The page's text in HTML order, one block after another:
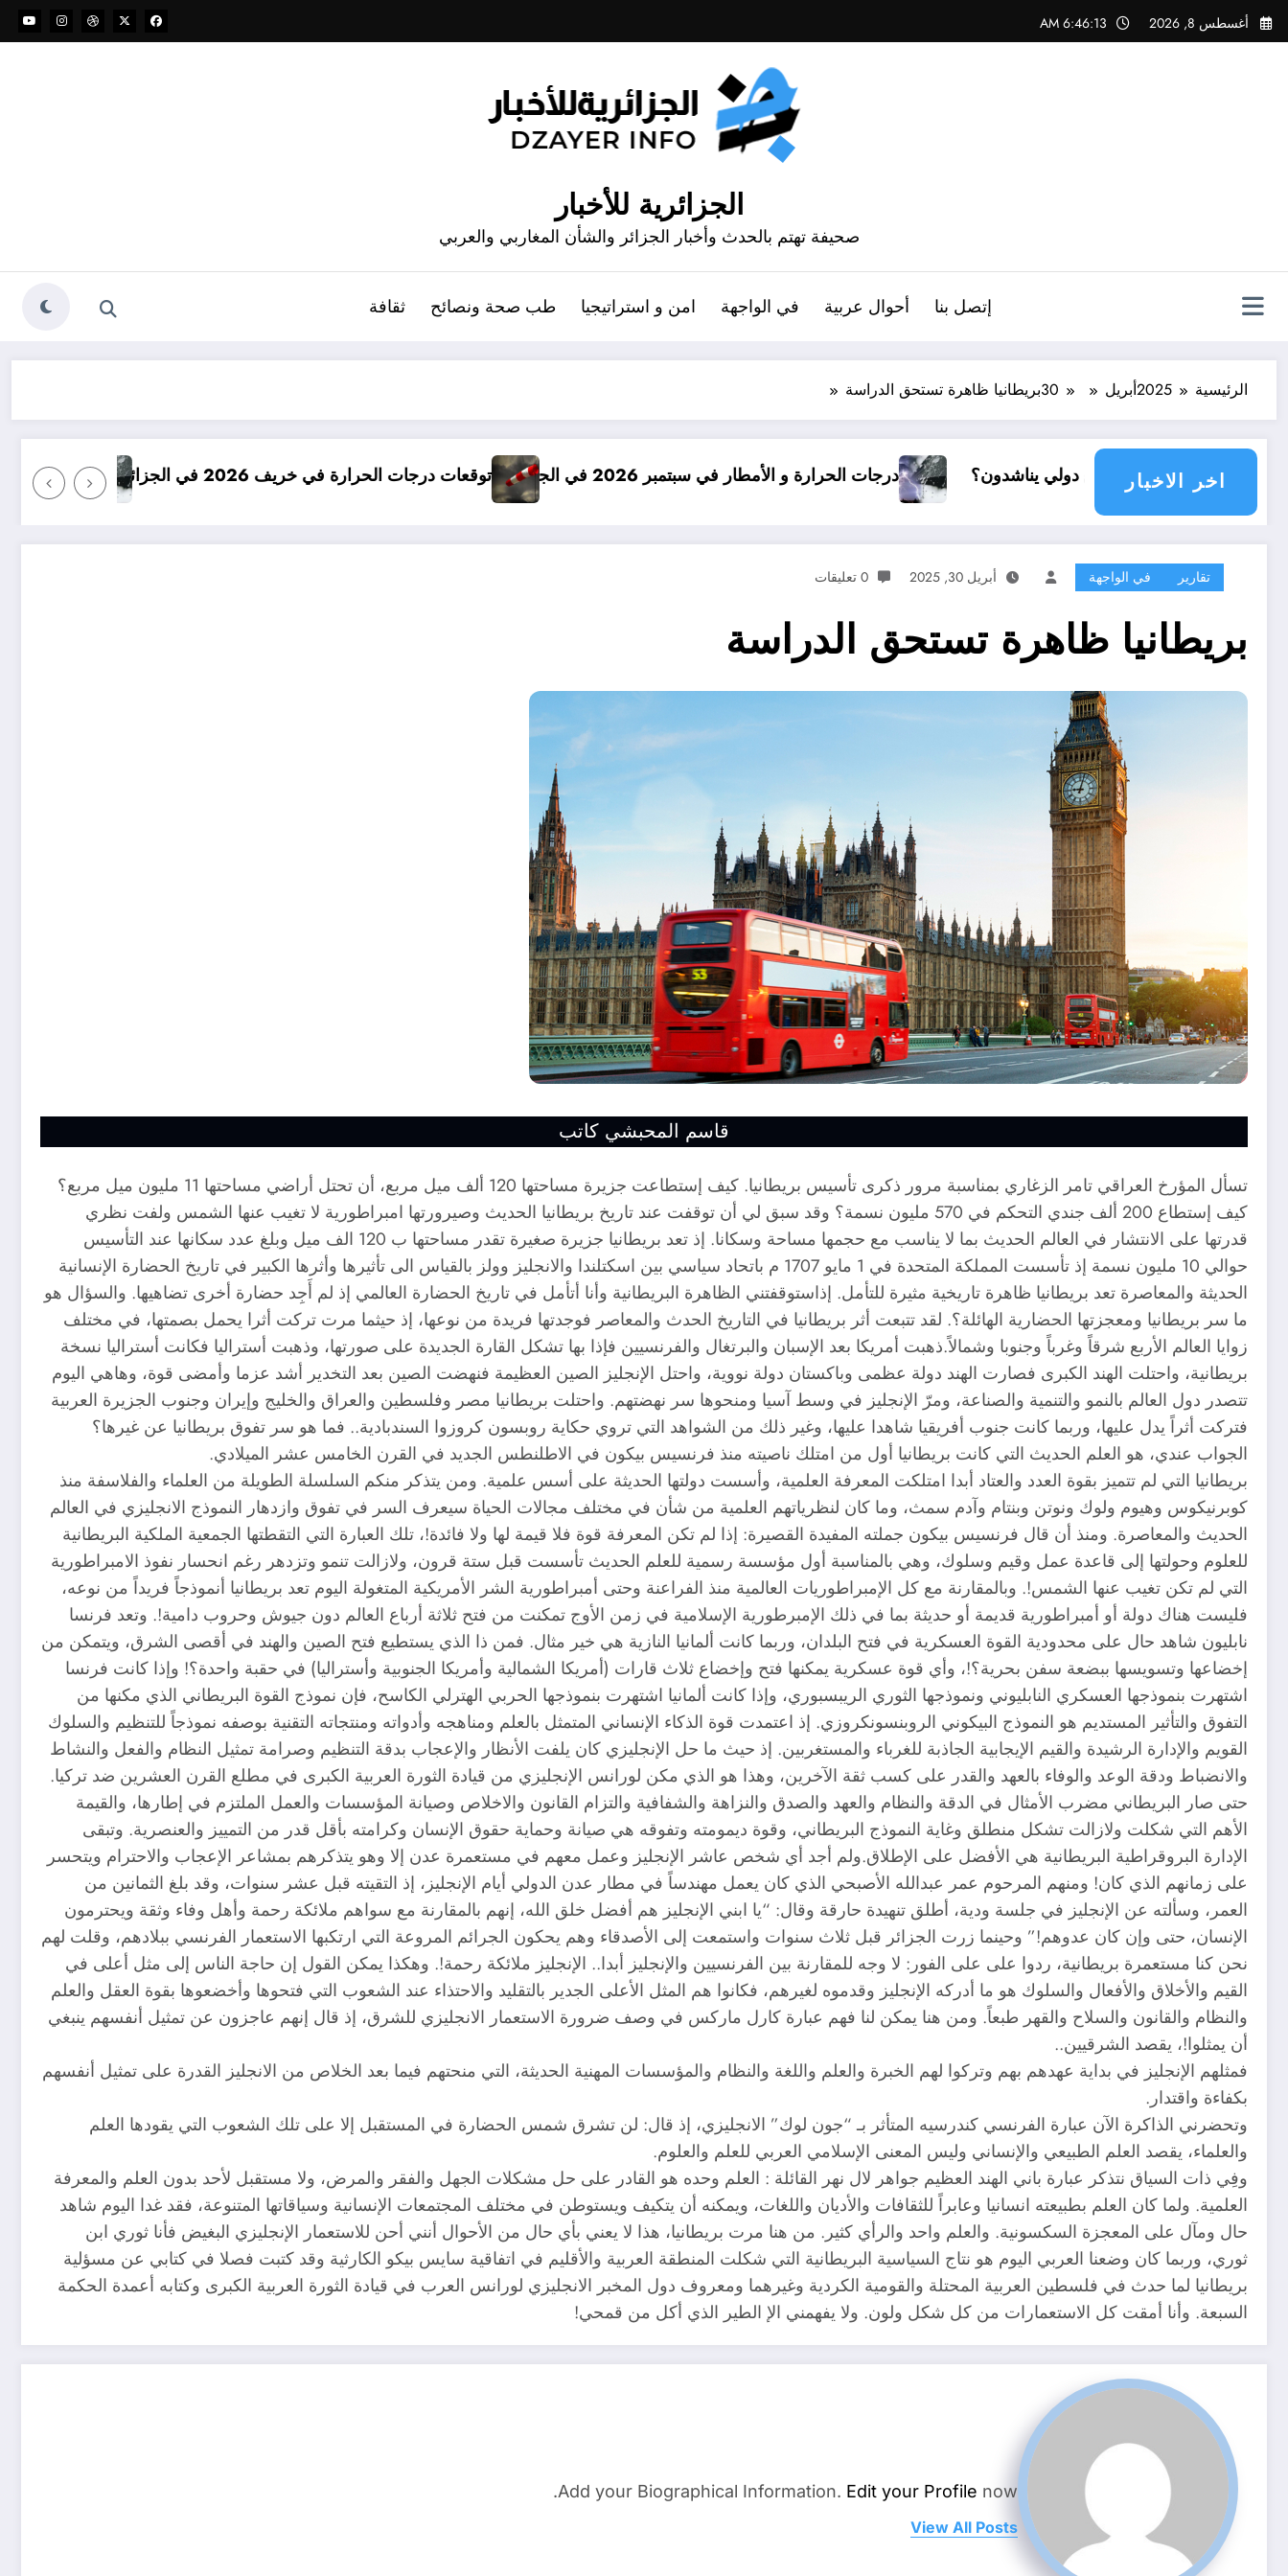
التجاوز
إلى
أغسطس 8, 2026 6:46:15 AM
الجزائرية للأخبار
صحيفة تهتم بالحدث وأخبار الجزائر والشأن المغاربي والعربي
إتصل بنا أحوال عربية في الواجهة امن و استراتيجيا طب صحة ونصائح ثقافة
الرئيسية 2025أبريل 30بريطانيا ظاهرة تستحق الدراسة
اخر الاخبار
يناشدون؟ درجات الحرارة و الأمطار في سبتمبر 2026 في الجزائر توقعات درجات الحرارة في خريف 2026 في الجزائر امطار بكميات كبيرة جدا متوقعة في
تقارير في الواجهة أبريل 30, 2025 0 تعليقات
بريطانيا ظاهرة تستحق الدراسة
قاسم المحبشي كاتب
تسأل المؤرخ العراقي تامر الزغاري بمناسبة مرور ذكرى تأسيس بريطانيا. كيف إستطاعت جزيرة مساحتها 120 ألف ميل مربع، أن تحتل أراضي مساحتها 11 مليون ميل مربع؟
كيف إستطاع 200 ألف جندي التحكم في 570 مليون نسمة؟ وقد سبق لي أن توقفت عند تاريخ بريطانيا الحديث وصيرورتها امبراطورية لا تغيب عنها الشمس ولفت نظري
قدرتها على الانتشار في العالم الحديث بما لا يناسب مع حجمها مساحة وسكانا. إذ تعد بريطانيا جزيرة صغيرة تقدر مساحتها ب 120 الف ميل وبلغ عدد سكانها عند التأسيس
حوالي 10 مليون نسمة إذ تأسست المملكة المتحدة في 1 مايو 1707 م باتحاد سياسي بين اسكتلندا والانجليز وولز بالقياس الى تأثيرها وأثرها الكبير في تاريخ الحضارة الإنسانية
الحديثة والمعاصرة تعد بريطانيا ظاهرة تاريخية مثيرة للتأمل. إذاستوقفتني الظاهرة البريطانية وأنا أتأمل في تاريخ الحضارة العالمي إذ لم أَجِد حضارة أخرى تضاهيها. والسؤال هو
ما سر بريطانيا ومعجزتها الحضارية الهائلة؟. لقد تتبعت أثر بريطانيا في التاريخ الحدث والمعاصر فوجدتها فريدة من نوعها، إذ حيثما مرت تركت أثرا يحمل بصمتها، في مختلف
زوايا العالم الأربع شرقاً وغرباً وجنوبا وشمالاً.ذهبت أمريكا بعد الإسبان والبرتغال والفرنسيين فإذا بها تشكل القارة الجديدة على صورتها، وذهبت أستراليا فكانت أستراليا نسخة
بريطانية، واحتلت الهند الكبرى فصارت الهند دولة عظمى وباكستان دولة نووية، واحتل الإنجليز الصين العظيمة فنهضت الصين بعد التخدير أشد عزما وأمضى قوة، وهاهي اليوم
تتصدر دول العالم بالنمو والتنمية والصناعة، ومرّ الإنجليز في وسط آسيا ومنحوها سر نهضتهم. واحتلت بريطانيا مصر وفلسطين والعراق والخليج وإيران وجنوب الجزيرة العربية
فتركت أثراً يدل عليها، وربما كانت جنوب أفريقيا شاهدا عليها، وغير ذلك من الشواهد التي تروي حكاية روبسون كروزوا السندبادية.. فما هو سر تفوق بريطانيا عن غيرها؟
الجواب عندي، هو العلم الحديث التي كانت بريطانيا أول من امتلك ناصيته منذ فرنسيس بيكون في الاطلنطس الجديد في القرن الخامس عشر الميلادي.
بريطانيا التي لم تتميز بقوة العدد والعتاد أبدا امتلكت المعرفة العلمية، وأسست دولتها الحديثة على أسس علمية. ومن يتذكر منكم السلسلة الطويلة من العلماء والفلاسفة منذ
كوبرنيكوس وهيوم ولوك ونوتن وبنتام وآدم سمث، وما كان لنظرياتهم العلمية من شأن في مختلف مجالات الحياة سيعرف السر في تفوق وازدهار النموذج الانجليزي في العالم
الحديث والمعاصرة. ومنذ أن قال فرنسيس بيكون جملته المفيدة القصيرة: إذا لم تكن المعرفة قوة فلا قيمة لها ولا فائدة!، تلك العبارة التي التقطتها الجمعية الملكية البريطانية
للعلوم وحولتها إلى قاعدة عمل وقيم وسلوك، وهي بالمناسبة أول مؤسسة رسمية للعلم الحديث تأسست قبل ستة قرون، ولازالت تنمو وتزدهر رغم انحسار نفوذ الامبراطورية
التي لم تكن تغيب عنها الشمس!. وبالمقارنة مع كل الإمبراطوريات العالمية منذ الفراعنة وحتى أمبراطورية الشر الأمريكية المتغولة اليوم تعد بريطانيا أنموذجاً فريداً من نوعه،
فليست هناك دولة أو أمبراطورية قديمة أو حديثة بما في ذلك الإمبرطورية الإسلامية في زمن الأوج تمكنت من فتح ثلاثة أرباع العالم دون جيوش وحروب دامية!. وتعد فرنسا
نابليون شاهد حال على محدودية القوة العسكرية في فتح البلدان، وربما كانت ألمانيا النازية هي خير مثال. فمن ذا الذي يستطيع فتح الصين والهند في أقصى الشرق، ويتمكن من
إخضاعها وتسويسها ببضعة سفن بحرية؟!، وأي قوة عسكرية يمكنها فتح وإخضاع ثلاث قارات (أمريكا الشمالية وأمريكا الجنوبية وأستراليا) في حقبة واحدة؟! وإذا كانت فرنسا
اشتهرت بنموذجها العسكري النابليوني ونموذجها الثوري الريبسبوري، وإذا كانت ألمانيا اشتهرت بنموذجها الحربي الهترلي الكاسح، فإن نموذج القوة البريطاني الذي مكنها من
التفوق والتأثير المستديم هو النموذج البيكوني الروبنسونكروزي. إذ اعتمدت قوة الذكاء الإنساني المتمثل بالعلم ومناهجه وأدواته ومنتجاته التقنية بوصفه نموذجاً للتنظيم والسلوك
القويم والإدارة الرشيدة والقيم الإيجابية الجاذبة للغرباء والمستغربين. إذ حيث ما حل الإنجليزي كان يلفت الأنظار والإعجاب بدقة التنظيم وصرامة تمثيل النظام والفعل والنشاط
والانضباط ودقة الوعد والوفاء بالعهد والقدر على كسب ثقة الآخرين، وهذا هو الذي مكن لورانس الإنجليزي من قيادة الثورة العربية الكبرى في مطلع القرن العشرين ضد تركيا.
حتى صار البريطاني مضرب الأمثال في الدقة والنظام والعهد والصدق والنزاهة والشفافية والتزام القانون والاخلاص وصيانة المؤسسات والعمل الملتزم في إطارها، والقيمة
الأهم التي شكلت ولازالت تشكل منطلق وغاية النموذج البريطاني، وقوة ديمومته وتفوقه هي صيانة وحماية حقوق الإنسان وكرامته بأقل قدر من التمييز والعنصرية. وتبقى
الإدارة البروقراطية البريطانية هي الأفضل على الإطلاق.ولم أجد أي شخص عاشر الإنجليز وعمل معهم في مستعمرة عدن إلا وهو يتذكرهم بمشاعر الإعجاب والاحترام ويتحسر
على زمانهم الذي كان! ومنهم المرحوم عمر عبدالله الأصبحي الذي كان يعمل مهندساً في مطار عدن الدولي أيام الإنجليز، إذ التقيته قبل عشر سنوات، وقد بلغ الثمانين من
العمر، وسألته عن الإنجليز في جلسة ودية، أطلق تنهيدة حارقة وقال: “يا ابني الإنجليز هم أفضل خلق الله، إنهم بالمقارنة مع سواهم ملائكة رحمة وأهل وفاء وثقة ويحترمون
الإنسان، حتى وإن كان عدوهم!” وحينما زرت الجزائر قبل ثلاث سنوات واستمعت إلى الأصدقاء وهم يحكون الجرائم المروعة التي ارتكبها الاستعمار الفرنسي ببلادهم، وقلت لهم
نحن كنا مستعمرة بريطانية، ردوا على على الفور: لا وجه للمقارنة بين الفرنسيين والإنجليز أبدا.. الإنجليز ملائكة رحمة!. وهكذا يمكن القول إن حاجة الناس إلى مثل أعلى في
القيم والأخلاق والأفعال والسلوك هو ما أدركه الإنجليز وقدموه لغيرهم، فكانوا هم المثل الأعلى الجدير بالتقليد والاحتذاء عند الشعوب التي فتحوها وأخضعوها بقوة العقل والعلم
والنظام والقانون والسلاح والقهر طبعاً. ومن هنا يمكن لنا فهم عبارة كارل ماركس في وصف ضرورة الاستعمار الانجليزي للشرق، إذ قال إنهم عاجزون عن تمثيل أنفسهم ينبغي
أن يمثلوا!، يقصد الشرقيين..
فمثلهم الإنجليز في بداية عهدهم بهم وتركوا لهم الخبرة والعلم واللغة والنظام والمؤسسات المهنية الحديثة، التي منحتهم فيما بعد الخلاص من الانجليز القدرة على تمثيل أنفسهم
بكفاءة واقتدار.
وتحضرني الذاكرة الآن عبارة الفرنسي كندرسيه المتأثر بـ “جون لوك” الانجليزي، إذ قال: لن تشرق شمس الحضارة في المستقبل إلا على تلك الشعوب التي يقودها العلم
والعلماء، يقصد العلم الطبيعي والإنساني وليس المعنى الإسلامي العربي للعلم والعلوم.
وفِي ذات السياق نتذكر عبارة باني الهند العظيم جواهر لال نهر القائلة : العلم وحده هو القادر على حل مشكلات الجهل والفقر والمرض، ولا مستقبل لأحد بدون العلم والمعرفة
العلمية. ولما كان العلم بطبيعته انسانيا وعابراً للثقافات والأديان واللغات، ويمكنه أن يتكيف ويستوطن في مختلف المجتمعات الإنسانية وسياقاتها المتنوعة، فقد غدا اليوم شاهد
حال ومآل على المعجزة السكسونية. والعلم واحد والرأي كثير. من هنا مرت بريطانيا، هذا لا يعني بأي حال من الأحوال أنني أحن للاستعمار الإنجليزي البغيض فأنا ثوري ابن
ثوري، وربما كان وضعنا العربي اليوم هو نتاج السياسية البريطانية التي شكلت المنطقة العربية والأقليم في اتفاقية سايس بيكو الكارثية وقد كتبت فصلا في كتابي عن مسؤلية
بريطانيا لما حدث في فلسطين العربية المحتلة والقومية الكردية وغيرهما ومعروف دول المخبر الانجليزي لورانس العرب في قيادة الثورة العربية الكبرى وكتابه أعمدة الحكمة
السبعة. وأنا أمقت كل الاستعمارات من كل شكل ولون. ولا يفهمني الإ الطير الذي أكل من قمحي!
Add your Biographical Information. Edit your Profile now.
View All Posts